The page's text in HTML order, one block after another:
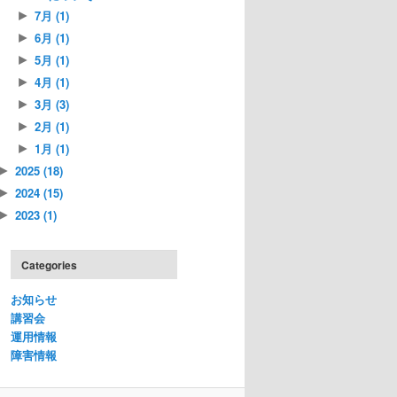
► 7月 (1)
► 6月 (1)
► 5月 (1)
► 4月 (1)
► 3月 (3)
► 2月 (1)
► 1月 (1)
2025(18)
2024(15)
2023(1)
Categories
お知らせ
講習会
運用情報
障害情報